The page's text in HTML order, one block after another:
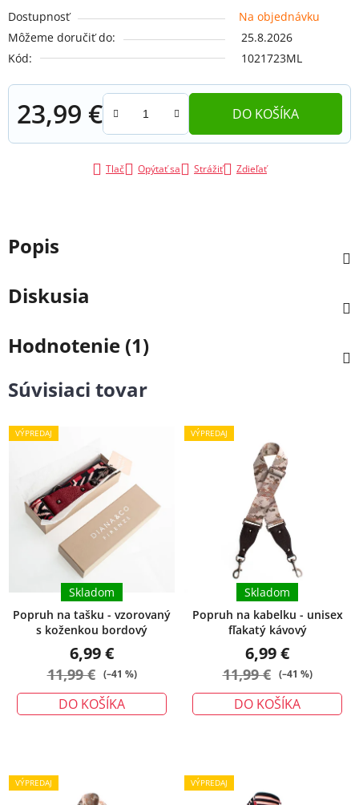
Dostupnosť
Na objednávku
Môžeme doručiť do:
25.8.2026
Kód:
1021723ML
23,99 €
Jednotková cena:
DO KOŠÍKA
Tlač Opýtať sa Strážiť Zdieľať
Popis
Diskusia
Hodnotenie (1)
Súvisiaci tovar
VÝPREDAJ
Popruh na tašku - vzorovaný
s koženkou bordový
Skladom
6,99 €
11,99 € (–41 %)
DO KOŠÍKA
VÝPREDAJ
Popruh na kabelku - unisex
fľakatý kávový
Skladom
6,99 €
11,99 € (–41 %)
DO KOŠÍKA
VÝPREDAJ VÝPREDAJ